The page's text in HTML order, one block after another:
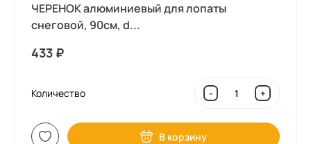
ЧЕРЕНОК алюминиевый для лопаты
снеговой, 90см, d...
433 ₽
Количество - +
В корзину